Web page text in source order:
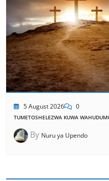
5 August 2026 0
TUMETOSHELEZWA KUWA
By Nuru ya Upendo